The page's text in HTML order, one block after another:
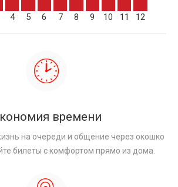
4 5 6 7 8 9 10 11 12
времени
на очереди и общение через окошко
билеты с комфортом прямо из дома.